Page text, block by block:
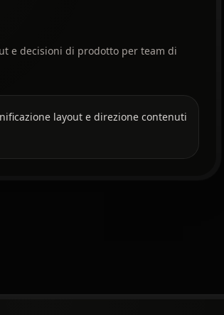
e decisioni di prodotto per team di
layout e direzione contenuti